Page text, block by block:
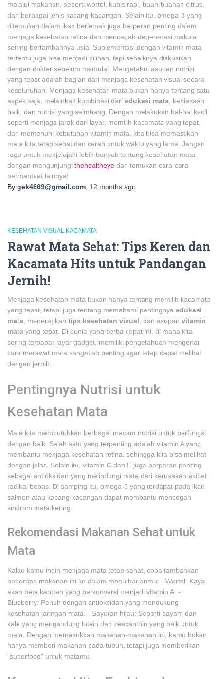
melalui makanan, seperti wortel, kubis rapi, buah-buahan citrus,
dan berbagai jenis kacang-kacangan. Selain itu, omega-3 yang
ditemukan dalam ikan berlemak juga berperan penting dalam
menjaga kesehatan retina dan mencegah degenerasi makula
seiring bertambahnya usia. Suplementasi dengan vitamin mata
tertentu juga bisa menjadi pilihan, tapi sebaiknya diskusikan
dengan dokter sebelum memulai. Mengetahui asupan nutrisi
yang tepat adalah bagian dari menjaga kesehatan visual secara
keseluruhan. Menjaga kesehatan mata bukan hanya tentang satu
aspek saja, melainkan kombinasi dari edukasi mata , kebiasaan
baik, dan nutrisi yang seimbang. Dengan melakukan hal-hal kecil
seperti menjaga jarak dari layar, memilih kacamata yang tepat,
dan memenuhi kebutuhan vitamin mata, kita bisa memastikan
mata kita tetap sehat dan cerah untuk waktu yang lama. Jangan
ragu untuk menjelajahi lebih banyak tentang kesehatan mata
dengan mengunjungi thehealtheye dan temukan cara-cara
bermanfaat lainnya!
By gek4869@gmail.com 12 months ago
KESEHATAN VISUAL KACAMATA
Rawat Mata Sehat: Tips Keren dan
Kacamata Hits untuk Pandangan
Jernih!
Menjaga kesehatan mata bukan hanya tentang memilih kacamata
yang tepat, tetapi juga tentang memahami pentingnya edukasi
mata , menerapkan tips kesehatan visual , dan asupan vitamin
mata yang tepat. Di dunia yang serba cepat ini, di mana kita
sering terpapar layar gadget, memiliki pengetahuan mengenai
cara merawat mata sangatlah penting agar tetap dapat melihat
dengan jernih.
Pentingnya Nutrisi untuk
Kesehatan Mata
Mata kita membutuhkan berbagai macam nutrisi untuk berfungsi
dengan baik. Salah satu yang terpenting adalah vitamin A yang
membantu menjaga kesehatan retina, sehingga kita bisa melihat
dengan jelas. Selain itu, vitamin C dan E juga berperan penting
sebagai antioksidan yang melindungi mata dari kerusakan akibat
radikal bebas. Di samping itu, omega-3 yang terdapat pada ikan
salmon atau kacang-kacangan dapat membantu mencegah
sindrom mata kering.
Rekomendasi Makanan Sehat untuk
Mata
Kalau kamu ingin menjaga mata tetap sehat, coba tambahkan
beberapa makanan ini ke dalam menu harianmu: - Wortel: Kaya
akan beta karoten yang berkonversi menjadi vitamin A. -
Blueberry: Penuh dengan antioksidan yang mendukung
kesehatan jaringan mata. - Sayuran hijau: Seperti bayam dan
kale yang mengandung lutein dan zeaxanthin yang baik untuk
mata. Dengan memasukkan makanan-makanan ini, kamu bukan
hanya memberi makanan pada tubuh, tetapi juga memberikan
“superfood” untuk matamu.